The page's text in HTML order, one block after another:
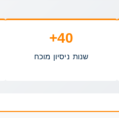
40+
שנות ניסיון מוכח